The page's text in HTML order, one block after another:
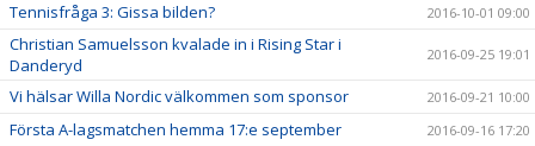
Tennisfråga 3: Gissa bilden? 2016-10-01 09:00
Christian Samuelsson kvalade in i Rising Star i
Danderyd
2016-09-25 19:01
Vi hälsar Willa Nordic välkommen som sponsor 2016-09-21 10:00
Första A-lagsmatchen hemma 17:e september 2016-09-16 17:20